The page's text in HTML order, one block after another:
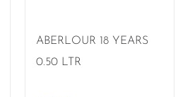
ABERLOUR 18 YEARS
0.50 LTR